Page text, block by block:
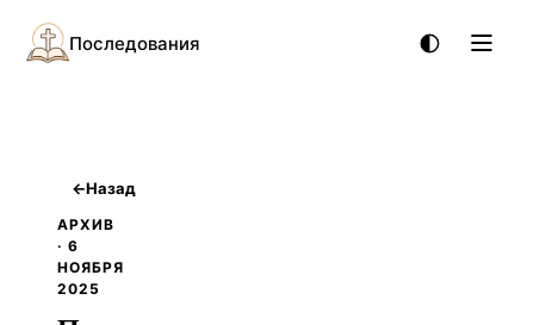
Последования
←Назад
АРХИВ
· 6
НОЯБРЯ
2025